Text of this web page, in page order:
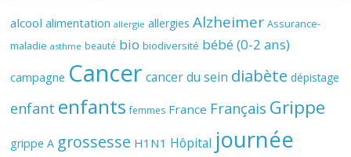
alcool alimentation allergie allergies Alzheimer Assurance-
maladie asthme beauté bio biodiversité bébé (0-2 ans)
campagne Cancer cancer du sein diabète dépistage
enfant enfants femmes France Français Grippe
grippe A grossesse H1N1 Hôpital journée